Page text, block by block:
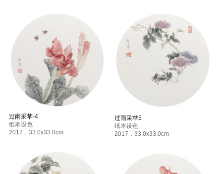
过雨采苹-4
纸本设色
2017 ， 33.0x33.0cm
过雨采苹5
纸本设色
2017 ， 33.0x33.0cm